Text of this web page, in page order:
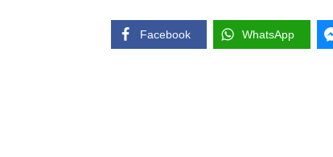
Facebook WhatsApp